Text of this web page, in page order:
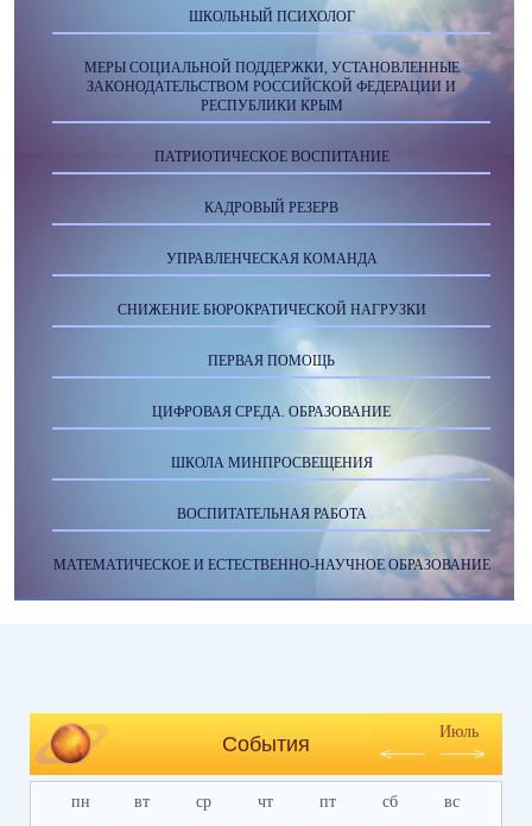
ШКОЛЬНЫЙ ПСИХОЛОГ
МЕРЫ СОЦИАЛЬНОЙ ПОДДЕРЖКИ, УСТАНОВЛЕННЫЕ
ЗАКОНОДАТЕЛЬСТВОМ РОССИЙСКОЙ ФЕДЕРАЦИИ И
РЕСПУБЛИКИ КРЫМ
ПАТРИОТИЧЕСКОЕ ВОСПИТАНИЕ
КАДРОВЫЙ РЕЗЕРВ
УПРАВЛЕНЧЕСКАЯ КОМАНДА
СНИЖЕНИЕ БЮРОКРАТИЧЕСКОЙ НАГРУЗКИ
ПЕРВАЯ ПОМОЩЬ
ЦИФРОВАЯ СРЕДА. ОБРАЗОВАНИЕ
ШКОЛА МИНПРОСВЕЩЕНИЯ
ВОСПИТАТЕЛЬНАЯ РАБОТА
МАТЕМАТИЧЕСКОЕ И ЕСТЕСТВЕННО-НАУЧНОЕ ОБРАЗОВАНИЕ
События
Июль
пн вт ср чт пт сб вс